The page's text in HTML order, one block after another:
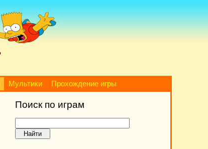
Мультики Прохождение игры
Поиск по играм